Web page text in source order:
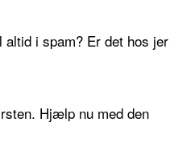
altid i spam? Er det hos jer
Hjælp nu med den